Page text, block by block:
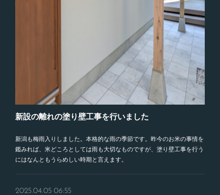
新設の離れの塗り壁工事を行いました
新潟も梅雨入りしました。本格的な雨の季節です。昨今のお米の事情を
鑑みれば、米どころとしては雨も大切なものですが、塗り壁工事を行う
にはなんともうらめしい時期と言えます。
2025.04.05 06:55